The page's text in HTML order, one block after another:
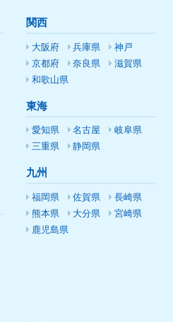
関西
大阪府 兵庫県
神戸
京都府
奈良県
滋賀県
和歌山県
東海
愛知県 名古屋
岐阜県
三重県
静岡県
九州
福岡県 佐賀県
長崎県
熊本県
大分県
宮崎県
鹿児島県